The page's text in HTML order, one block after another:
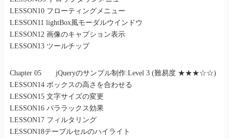
LESSON10 フローティングメニュー
LESSON11 lightBox風モーダルウインドウ
LESSON12 画像のキャプション表示
LESSON13 ツールチップ
Chapter 05 jQueryのサンプル制作:Level 3 (難易度 ★★★☆☆)
LESSON14 ボックスの高さを合わせる
LESSON15 文字サイズの変更
LESSON16 パララックス効果
LESSON17 フィルタリング
LESSON18テーブルセルのハイライト